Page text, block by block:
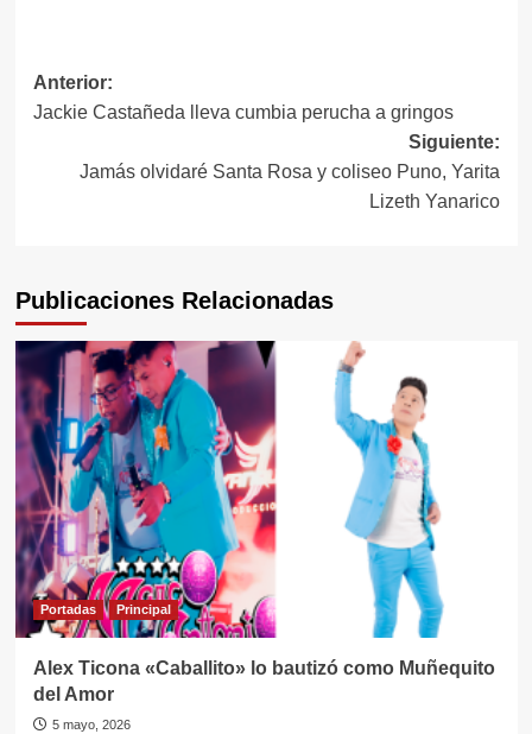
Navegación
de
entradas
Anterior:
Jackie Castañeda lleva cumbia perucha a gringos
Siguiente:
Jamás olvidaré Santa Rosa y coliseo Puno, Yarita
Lizeth Yanarico
Publicaciones Relacionadas
Portadas Principal
Alex Ticona «Caballito» lo bautizó como Muñequito
del Amor
5 mayo, 2026